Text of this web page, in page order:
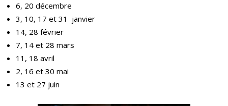
6, 20 décembre
3, 10, 17 et 31
janvier
14, 28 février
7, 14 et 28 mars
11, 18 avril
2, 16 et 30 mai
13 et 27 juin